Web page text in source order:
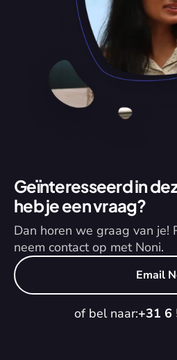
Geïnteresseerd in
heb je een vraag?
Dan horen we graag van je!
neem contact op met Noni.
Email
of bel naar:+31 6